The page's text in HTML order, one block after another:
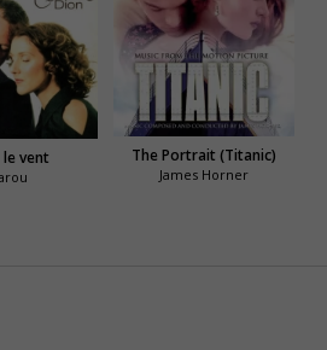
le vent The Portrait (Titanic)
James Horner